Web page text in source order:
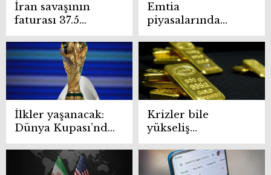
İran savaşının
faturası 37.5
milyar dolar:
Pentagon ek bütçe
istedi
Emtia
piyasalarında
gündem jeopolitik
riskler
İlkler yaşanacak:
Dünya Kupası’nda
Tarihi final!
Krizler bile
yükseliş
getirmedi: Altında
neler olacak?